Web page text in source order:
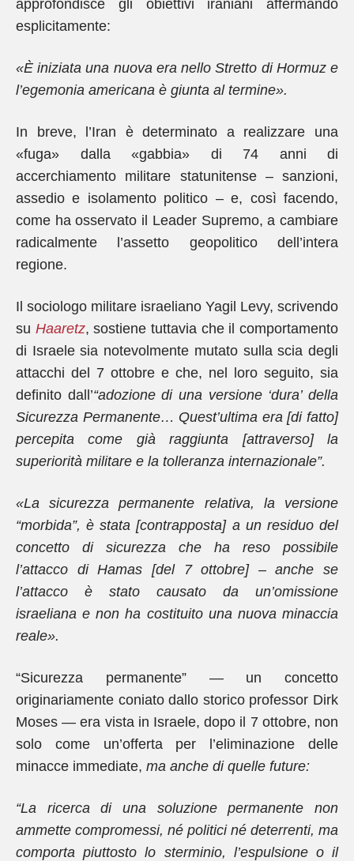
approfondisce gli obiettivi iraniani affermando
esplicitamente:
«È iniziata una nuova era nello Stretto di Hormuz e
l’egemonia americana è giunta al termine».
In breve, l’Iran è determinato a realizzare una
«fuga» dalla «gabbia» di 74 anni di
accerchiamento militare statunitense – sanzioni,
assedio e isolamento politico – e, così facendo,
come ha osservato il Leader Supremo, a cambiare
radicalmente l’assetto geopolitico dell’intera
regione.
Il sociologo militare israeliano Yagil Levy, scrivendo
su Haaretz, sostiene tuttavia che il comportamento
di Israele sia notevolmente mutato sulla scia degli
attacchi del 7 ottobre e che, nel loro seguito, sia
definito dall’“adozione di una versione ‘dura’ della
Sicurezza Permanente… Quest’ultima era [di fatto]
percepita come già raggiunta [attraverso] la
superiorità militare e la tolleranza internazionale”.
«La sicurezza permanente relativa, la versione
“morbida”, è stata [contrapposta] a un residuo del
concetto di sicurezza che ha reso possibile
l’attacco di Hamas [del 7 ottobre] – anche se
l’attacco è stato causato da un’omissione
israeliana e non ha costituito una nuova minaccia
reale».
“Sicurezza permanente” — un concetto
originariamente coniato dallo storico professor Dirk
Moses — era vista in Israele, dopo il 7 ottobre, non
solo come un’offerta per l’eliminazione delle
minacce immediate, ma anche di quelle future:
“La ricerca di una soluzione permanente non
ammette compromessi, né politici né deterrenti, ma
comporta piuttosto lo sterminio, l’espulsione o il